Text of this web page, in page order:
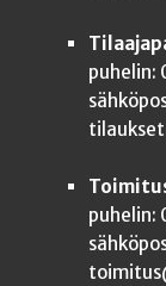
puhelin:
puhelin: